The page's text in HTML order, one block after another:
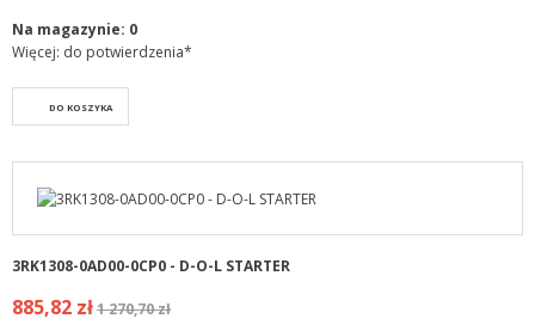
Na magazynie: 0
Więcej: do potwierdzenia*
DO KOSZYKA
3RK1308-0AD00-0CP0 - D-O-L STARTER
885,82 zł1 270,70 zł